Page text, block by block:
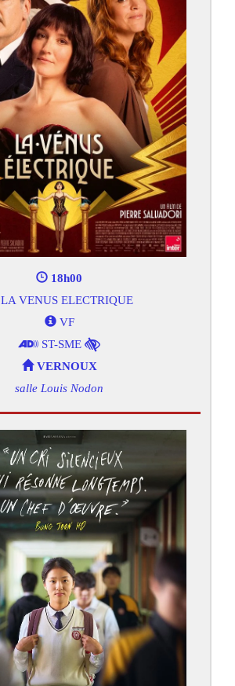
18h00
LA VENUS ELECTRIQUE
VF
ST-SME
VERNOUX
salle Louis Nodon